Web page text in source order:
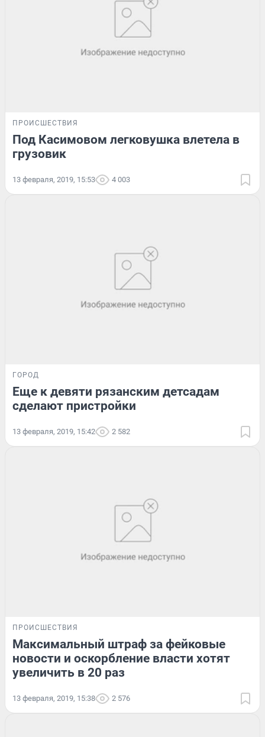
ПРОИСШЕСТВИЯ
Под Касимовом легковушка влетела в
грузовик
13 февраля, 2019, 15:53 4 003
ГОРОД
Еще к девяти рязанским детсадам
сделают пристройки
13 февраля, 2019, 15:42 2 582
ПРОИСШЕСТВИЯ
Максимальный штраф за фейковые
новости и оскорбление власти хотят
увеличить в 20 раз
13 февраля, 2019, 15:38 2 576